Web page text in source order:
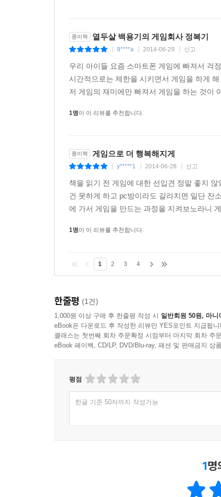
종이책 열두살 백용기의 게임회사 정복기
9****a 2014-06-29 신고
우리 아이들 요즘 스마트폰 게임에 빠져서 걱
시간적으로는 제한을 시키면서 게임을 하게
저 게임의 재미에만 빠져서 게임을 하는 것이
1명이 이 리뷰를 추천합니다.
종이책 게임으로 더 행복해지게
y*****1 2014-06-28 신고
책을 읽기 전 게임에 대한 선입견 정말 좋지
건 못하게 하고 pc방이라도 갈라치면 일단 잔
에 가서 게임을 만드는 과정을 지켜보노라니
1명이 이 리뷰를 추천합니다.
1 2 3 4
한줄평 (1건)
1,000원 이상 구매 후 한줄평 작성 시 일반회원 50원, 마니
eBook은 다운로드 후 작성한 리뷰만 YES포인트 지급됩니
클래스는 첫번째 회차 주문확정 시점부터 마지막 회차 주
eBook 페이백, CD/LP, DVD/Blu-ray, 패션 및 판매금지 상
평점
한글 기준 50자까지 작성가능
1명